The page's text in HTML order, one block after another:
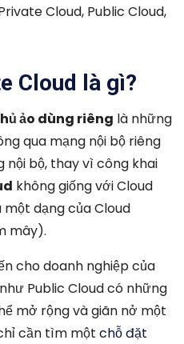
Cloud, Public Cloud,
Cloud là gì?
ảo dùng riêng là những
qua mạng nội bộ riêng
bộ, thay vì công khai
không giống với Cloud
dạng của Cloud
mây).
cho doanh nghiệp của
Public Cloud có những
mở rộng và giãn nở một
cần tìm một chỗ đặt